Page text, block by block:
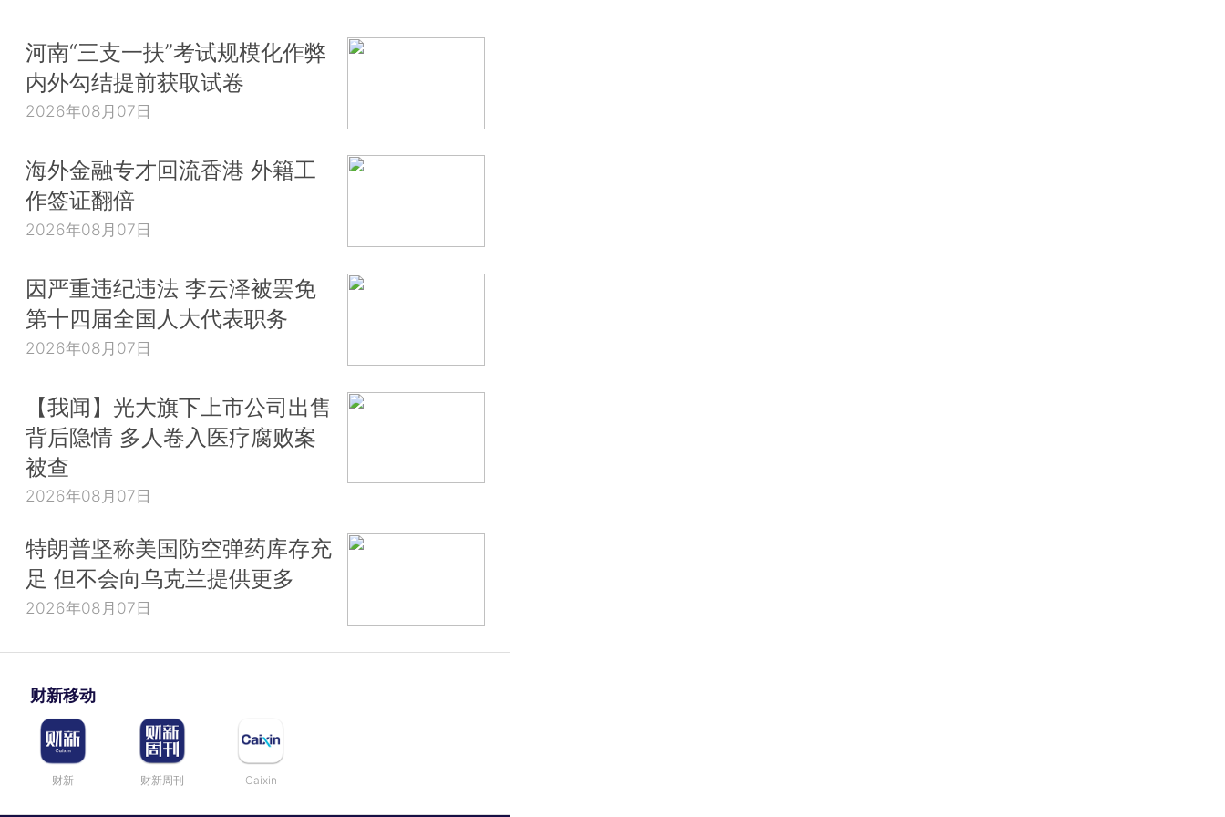
河南“三支一扶”考试规模化作弊
内外勾结提前获取试卷
2026年08月07日
海外金融专才回流香港 外籍工
作签证翻倍
2026年08月07日
因严重违纪违法 李云泽被罢免
第十四届全国人大代表职务
2026年08月07日
【我闻】光大旗下上市公司出售
背后隐情 多人卷入医疗腐败案
被查
2026年08月07日
特朗普坚称美国防空弹药库存充
足 但不会向乌克兰提供更多
2026年08月07日
财新移动
财新 财新周刊 Caixin